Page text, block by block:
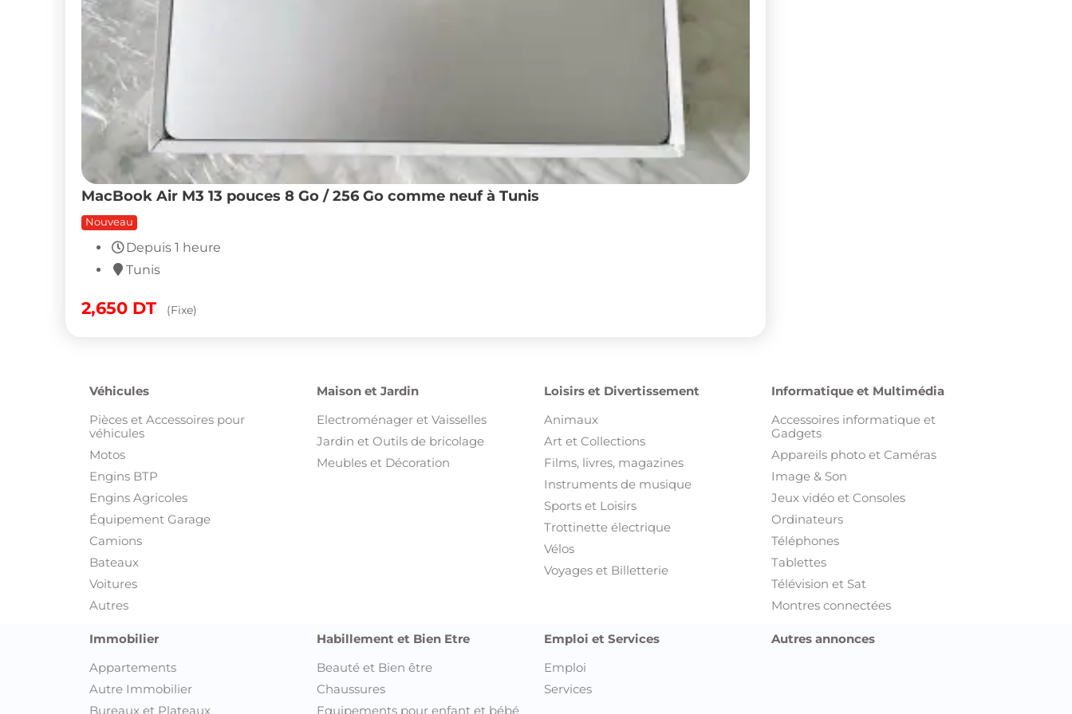
MacBook Air M3 13 pouces 8 Go / 256 Go comme neuf à Tunis
Nouveau
Depuis 1 heure
Tunis
2,650 DT (Fixe)
Véhicules
Pièces et Accessoires pour
véhicules
Motos
Engins BTP
Engins Agricoles
Équipement Garage
Camions
Bateaux
Voitures
Autres
Maison et Jardin
Electroménager et Vaisselles
Jardin et Outils de bricolage
Meubles et Décoration
Loisirs et Divertissement
Animaux
Art et Collections
Films, livres, magazines
Instruments de musique
Sports et Loisirs
Trottinette électrique
Vélos
Voyages et Billetterie
Informatique et Multimédia
Accessoires informatique et
Gadgets
Appareils photo et Caméras
Image & Son
Jeux vidéo et Consoles
Ordinateurs
Téléphones
Tablettes
Télévision et Sat
Montres connectées
Immobilier
Appartements
Autre Immobilier
Bureaux et Plateaux
Habillement et Bien Etre
Beauté et Bien être
Chaussures
Equipements pour enfant et bébé
Emploi et Services
Emploi
Services
Autres annonces